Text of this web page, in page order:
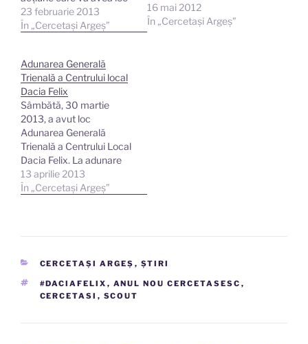
duminică, 24 februarie,
începând cu orele 10:00,
sport). Într-o atmosferă
de tabără de corturi, vom
încerca să arătăm celor
care vor participa la
eveniment, prin…
23 februarie 2013
În „Cercetași Argeș”
16 mai 2012
În „Cercetași Argeș”
Adunarea Generală
Trienală a Centrului local
Dacia Felix
Sâmbătă, 30 martie
2013, a avut loc
Adunarea Generală
Trienală a Centrului Local
Dacia Felix. La adunare
au participat 13 membri
din cei 16 cu drept de vot.
Felix – Mioveni şi a
Raportului cenzorului;
Dezbaterea rapoartelor
prezentate…
13 aprilie 2013
În „Cercetași Argeș”
CATEGORII
CERCETAȘI ARGEȘ , ȘTIRI
ETICHETE
#DACIAFELIX , ANUL NOU CERCETASESC ,
CERCETASI , SCOUT